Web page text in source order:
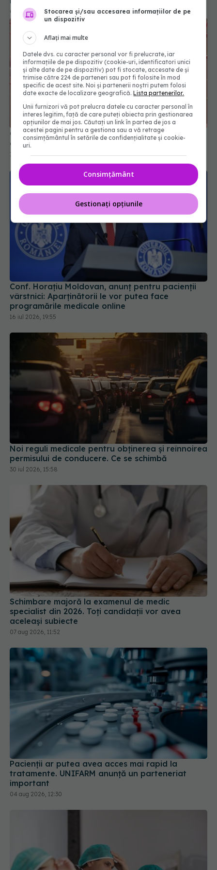
04 aug 2026, 19:47
Ce înseamnă colesterol LDL și de ce este numit
colesterolul rău
18 iul 2026, 13:00
Conf. Horațiu Moldovan, anunț pentru pacienții
vârstnici: Aparținătorii le vor putea face
programările medicale online
16 iul 2026, 19:55
Noi reguli medicale pentru obținerea și reînnoirea
permisului de conducere. Ce se schimbă
30 iul 2026, 15:58
Schimbare majoră la examenul de medic
specialist din 2026. Toți candidații vor avea
aceleași subiecte
07 aug 2026, 11:52
Pacienții ar putea avea acces mai rapid la
tratamente. UNIFARM anunță un parteneriat
important
04 aug 2026, 12:30
Stocarea și/sau accesarea informațiilor de pe
un dispozitiv
Aflați mai multe
Datele dvs. cu caracter personal vor fi prelucrate, iar
informațiile de pe dispozitiv (cookie-uri, identificatori unici
și alte date de pe dispozitiv) pot fi stocate, accesate de și
trimise către 224 de parteneri sau pot fi folosite în mod
specific de acest site. Noi și partenerii noștri putem folosi
date exacte de localizare geografică.Lista partenerilor.
Unii furnizori vă pot prelucra datele cu caracter personal în
interes legitim, față de care puteți obiecta prin gestionarea
opțiunilor de mai jos. Căutați un link în partea de jos a
acestei pagini pentru a gestiona sau a vă retrage
consimțământul în setările de confidențialitate și cookie-
uri.
Consimțământ
Gestionați opțiunile